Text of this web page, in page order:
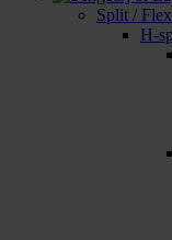
Split /
H-